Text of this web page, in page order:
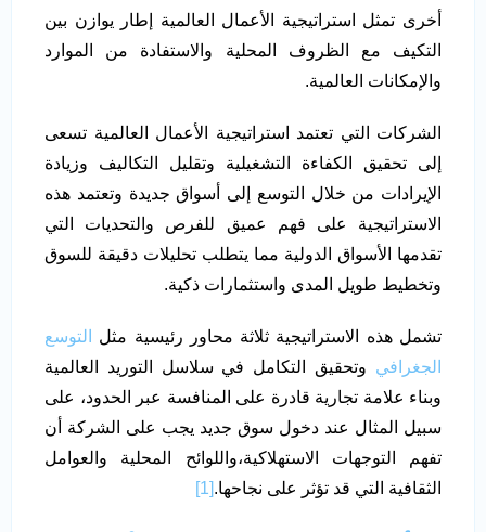
أخرى تمثل استراتيجية الأعمال العالمية إطار يوازن بين
التكيف مع الظروف المحلية والاستفادة من الموارد
والإمكانات العالمية.
الشركات التي تعتمد استراتيجية الأعمال العالمية تسعى
إلى تحقيق الكفاءة التشغيلية وتقليل التكاليف وزيادة
الإيرادات من خلال التوسع إلى أسواق جديدة وتعتمد هذه
الاستراتيجية على فهم عميق للفرص والتحديات التي
تقدمها الأسواق الدولية مما يتطلب تحليلات دقيقة للسوق
وتخطيط طويل المدى واستثمارات ذكية.
تشمل هذه الاستراتيجية ثلاثة محاور رئيسية مثل
التوسع
الجغرافي وتحقيق التكامل في سلاسل التوريد العالمية
وبناء علامة تجارية قادرة على المنافسة عبر الحدود، على
سبيل المثال عند دخول سوق جديد يجب على الشركة أن
تفهم التوجهات الاستهلاكية،واللوائح المحلية والعوامل
الثقافية التي قد تؤثر على نجاحها.[1]